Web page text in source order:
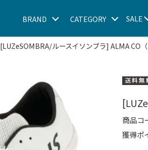
BRAND CATEGORY SALE
[LUZeSOMBRA/ルースイソンブラ] ALMA CO
商品コ
獲得ポ